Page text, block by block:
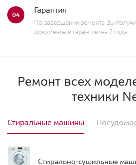
04 Гарантия
По завершении ремонта Вы
документы и гарантию на 2 года
Ремонт всех
техники
Стиральные машины
Стирально-сушильные